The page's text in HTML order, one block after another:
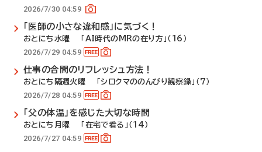
2026/7/30 04:59
「医師の小さな違和感」に気づく！
おとにち水曜 「AI時代のMRの在り方」（16）
2026/7/29 04:59
仕事の合間のリフレッシュ方法！
おとにち隔週火曜 「シロクマののんびり観察録」（7）
2026/7/28 04:59
「父の体温」を感じた大切な時間
おとにち月曜 「在宅で看る」（14）
2026/7/27 04:59